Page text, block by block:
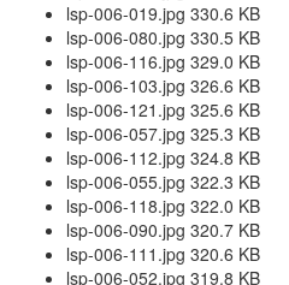
lsp-006-019.jpg 330.6 KB
lsp-006-080.jpg 330.5 KB
lsp-006-116.jpg 329.0 KB
lsp-006-103.jpg 326.6 KB
lsp-006-121.jpg 325.6 KB
lsp-006-057.jpg 325.3 KB
lsp-006-112.jpg 324.8 KB
lsp-006-055.jpg 322.3 KB
lsp-006-118.jpg 322.0 KB
lsp-006-090.jpg 320.7 KB
lsp-006-111.jpg 320.6 KB
lsp-006-052.jpg 319.8 KB